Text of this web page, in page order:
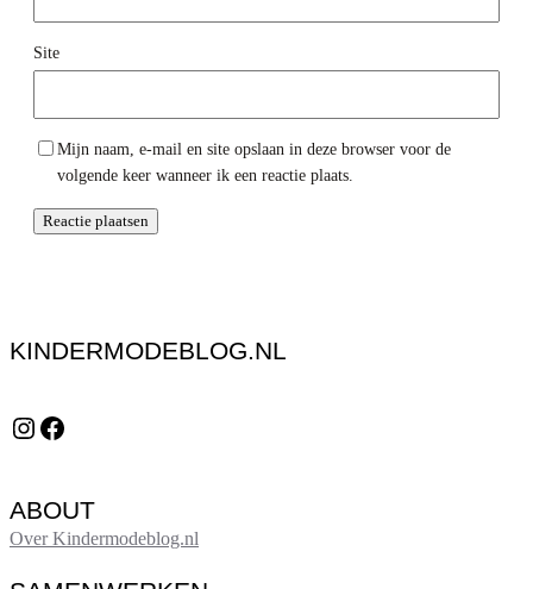
Site
Mijn naam, e-mail en site opslaan in deze browser voor de
volgende keer wanneer ik een reactie plaats.
KINDERMODEBLOG.NL
Instagram Facebook
ABOUT
Over Kindermodeblog.nl